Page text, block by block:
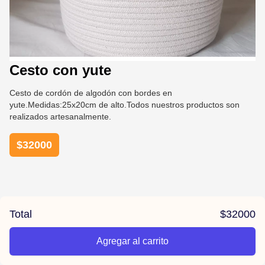
Cesto con yute
Cesto de cordón de algodón con bordes en
yute.Medidas:25x20cm de alto.Todos nuestros productos son
realizados artesanalmente.
$32000
Total $32000
Agregar al carrito